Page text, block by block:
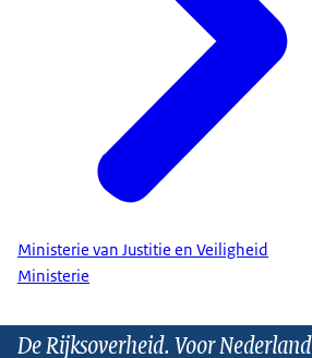
Ministerie van Justitie en Veiligheid
Ministerie
De Rijksoverheid. Voor Nederland